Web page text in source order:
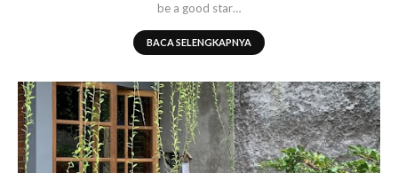
be a good star…
BACA SELENGKAPNYA